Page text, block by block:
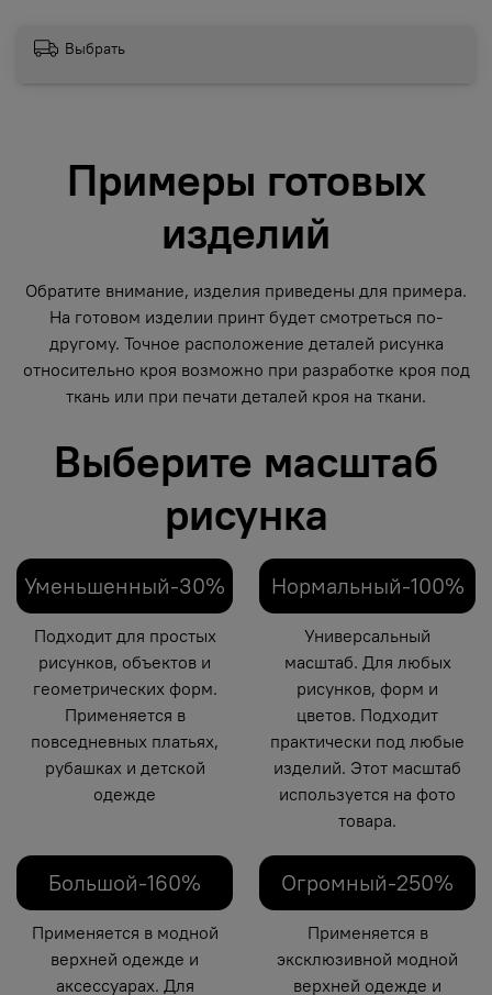
Выбрать
Примеры готовых
изделий
Обратите внимание, изделия приведены для примера.
На готовом изделии принт будет смотреться по-
другому. Точное расположение деталей рисунка
относительно кроя возможно при разработке кроя под
ткань или при печати деталей кроя на ткани.
Выберите масштаб
рисунка
Уменьшенный-30%
Подходит для простых
рисунков, объектов и
геометрических форм.
Применяется в
повседневных платьях,
рубашках и детской
одежде
Нормальный-100%
Универсальный
масштаб. Для любых
рисунков, форм и
цветов. Подходит
практически под любые
изделий. Этот масштаб
используется на фото
товара.
Большой-160%
Применяется в модной
верхней одежде и
аксессуарах. Для
Огромный-250%
Применяется в
эксклюзивной модной
верхней одежде и